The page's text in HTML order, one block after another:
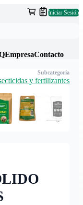
Iniciar Sesión
EmpresaContacto
Subcategoría
y fertilizantes